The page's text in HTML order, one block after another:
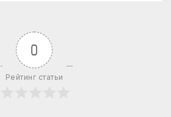
0
Рейтинг статьи